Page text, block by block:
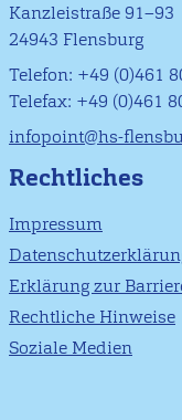
Kanzleistraße 91–93
24943 Flensburg
Telefon: +49 (0)461
Telefax: +49 (0)461
infopoint@hs-
Rechtliches
Impressum
Erklärung zur
Rechtliche Hinweise
Soziale Medien